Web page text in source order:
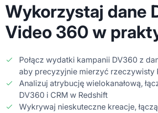
Wykorzystaj dane
Video 360 w
Połącz wydatki kampanii DV360 z
aby precyzyjnie mierzyć rzeczywisty
Analizuj atrybucję wielokanałową,
DV360 i CRM w Redshift
Wykrywaj nieskuteczne kreacje,